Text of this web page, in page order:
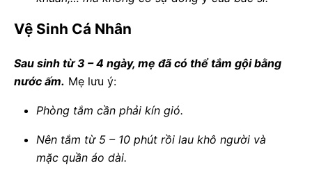
Vệ Sinh Cá Nhân
Sau sinh từ 3 – 4 ngày, mẹ đã có thể tắm gội bằng
nước ấm. Mẹ lưu ý:
Phòng tắm cần phải kín gió.
Nên tắm từ 5 – 10 phút rồi lau khô người và
mặc quần áo dài.